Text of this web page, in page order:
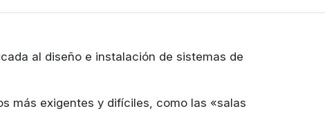
al diseño e instalación de sistemas de
más exigentes y difíciles, como las «salas